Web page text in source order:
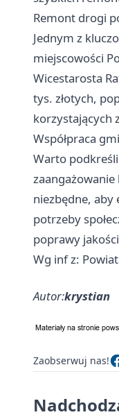
Remont drogi
Jednym z
miejscowości
Wicestarosta
tys. złotych,
korzystających
Współpraca
Warto
niezbędne,
potrzeby
poprawy
Wg inf z:
Autor:krystian
Zaobserwuj nas!